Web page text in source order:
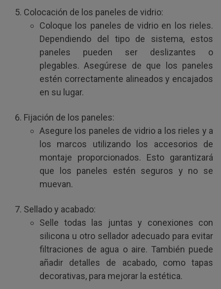
Colocación de los paneles de vidrio:
Coloque los paneles de vidrio en los rieles.
Dependiendo del tipo de sistema, estos
paneles pueden ser deslizantes o
plegables. Asegúrese de que los paneles
estén correctamente alineados y encajados
en su lugar.
Fijación de los paneles:
Asegure los paneles de vidrio a los rieles y a
los marcos utilizando los accesorios de
montaje proporcionados. Esto garantizará
que los paneles estén seguros y no se
muevan.
Sellado y acabado:
Selle todas las juntas y conexiones con
silicona u otro sellador adecuado para evitar
filtraciones de agua o aire. También puede
añadir detalles de acabado, como tapas
decorativas, para mejorar la estética.